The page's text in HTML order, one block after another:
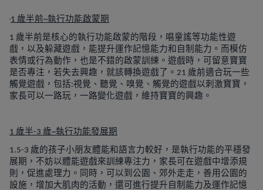
1 歲半前~執行功能啟蒙期
1 歲半前是核心的執行功能啟蒙的階段，唱童謠等功能性遊
戲，以及躲藏遊戲，能提升運作記憶能力和自制能力。而模仿
表情或行為動作，也是不錯的啟蒙訓練。遊戲時，可留意寶寶
是否專注，若失去興趣，就該轉換遊戲了。 21 歲前適合玩一些
觸覺遊戲，包括:視覺、聽覺、嗅覺、觸覺的遊戲以刺激寶寶，
家長可以一路玩，一路變化遊戲，維持寶寶的興趣。
1 歲半-3 歲~執行功能發展期
1.5-3 歲的孩子小朋友體能和語言力較好，是執行功能的平穩發
展期，不妨以體能遊戲來訓練專注力，家長可在遊戲中增添規
則，促進處理力。同時，可以到公園、郊外走走，善用公園的
設施，增加大肌肉的活動，還可進行提升自制能力及運作記憶